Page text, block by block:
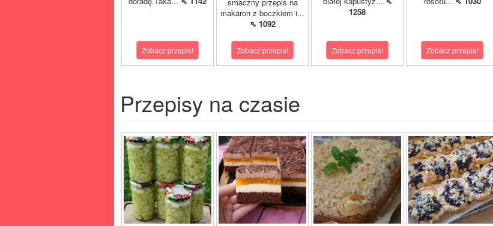
Zobacz przepis!
makaron z boczkiem i...
⇖ 1092
Zobacz przepis!
1258
Zobacz przepis! Zobacz przepis!
Przepisy na czasie